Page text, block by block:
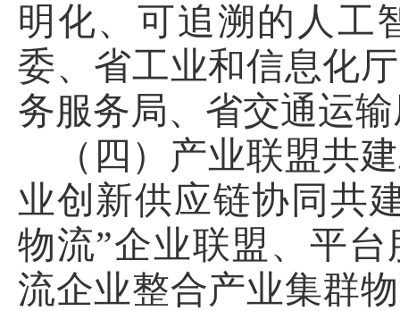
明化、可追溯的人工
委、省工业和信息化
务服务局、省交通运
（四）产业联盟共
业创新供应链协同共
物流”企业联盟、平
流企业整合产业集群